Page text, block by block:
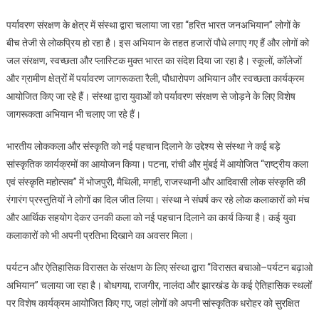
में
नई
पहचान
बना
सुनहरा
पर्यावरण संरक्षण के क्षेत्र में संस्था द्वारा चलाया जा रहा “हरित भारत जनअभियान” लोगों के
बीच तेजी से लोकप्रिय हो रहा है। इस अभियान के तहत हजारों पौधे लगाए गए हैं और लोगों को
जल संरक्षण, स्वच्छता और प्लास्टिक मुक्त भारत का संदेश दिया जा रहा है। स्कूलों, कॉलेजों
और ग्रामीण क्षेत्रों में पर्यावरण जागरूकता रैली, पौधारोपण अभियान और स्वच्छता कार्यक्रम
आयोजित किए जा रहे हैं। संस्था द्वारा युवाओं को पर्यावरण संरक्षण से जोड़ने के लिए विशेष
जागरूकता अभियान भी चलाए जा रहे हैं।
भारतीय लोककला और संस्कृति को नई पहचान दिलाने के उद्देश्य से संस्था ने कई बड़े
सांस्कृतिक कार्यक्रमों का आयोजन किया। पटना, रांची और मुंबई में आयोजित “राष्ट्रीय कला
एवं संस्कृति महोत्सव” में भोजपुरी, मैथिली, मगही, राजस्थानी और आदिवासी लोक संस्कृति की
रंगारंग प्रस्तुतियों ने लोगों का दिल जीत लिया। संस्था ने संघर्ष कर रहे लोक कलाकारों को मंच
और आर्थिक सहयोग देकर उनकी कला को नई पहचान दिलाने का कार्य किया है। कई युवा
कलाकारों को भी अपनी प्रतिभा दिखाने का अवसर मिला।
पर्यटन और ऐतिहासिक विरासत के संरक्षण के लिए संस्था द्वारा “विरासत बचाओ–पर्यटन बढ़ाओ
अभियान” चलाया जा रहा है। बोधगया, राजगीर, नालंदा और झारखंड के कई ऐतिहासिक स्थलों
पर विशेष कार्यक्रम आयोजित किए गए, जहां लोगों को अपनी सांस्कृतिक धरोहर को सुरक्षित